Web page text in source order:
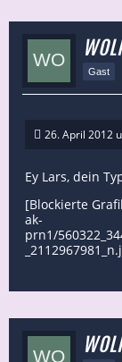
Gast
26. April 2012
Ey Lars, dein
[Blockierte
ak-
prn1/